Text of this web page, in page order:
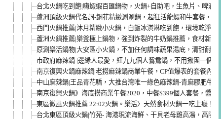
台北火鍋吃到飽|嗨蝦蝦百匯鍋物，火鍋+自助吧，生魚片、啤酒
蘆洲頂級火鍋代名詞-銅花精緻涮涮鍋，超狂活龍蝦和牛套餐，隱
西門火鍋推薦|沐月精緻小火鍋，白飯冰淇淋吃到飽，環境乾淨CP
蘆洲火鍋推薦|樂釜極上鍋物，強到炸裂的牛奶鍋推薦，食材新鮮
原涮樂活鍋物|大安區小火鍋，不加任何調味蔬果湯底，清甜耐煮
市政府麻辣鍋 |邊緣人最愛，紅九九個人鴛鴦鍋，不用揪團一個
南京復興火鍋麻辣鍋|老撈麻辣鍋商業午餐，CP值爆表的套餐內
中山麻辣鍋|王品青花驕，大推台灣唯一綠色麻辣鍋-青麻膠肥牛
南京復興火鍋》海底撈商業午餐2020，中餐$399個人套餐，醬料
東區微風火鍋推薦 22:02火鍋。樂活〉天然食材火鍋一吃上癮！
台北東區頂級火鍋|竹苑- 海港現流海鮮、干貝老母雞高湯，高隱